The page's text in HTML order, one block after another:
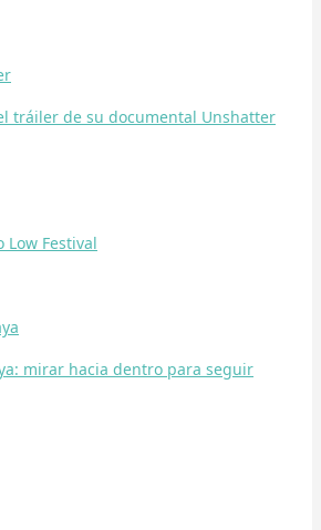
tráiler de su documental Unshatter
Low Festival
mirar hacia dentro para seguir